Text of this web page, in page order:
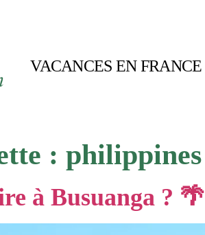
VACANCES EN FRANCE
: philippines
à Busuanga ? 🌴